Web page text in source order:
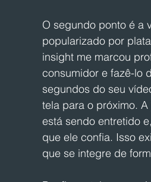
O segundo ponto é a
popularizado por
insight me marcou
consumidor e fazê-lo
segundos do seu
tela para o próximo.
está sendo entretido
que ele confia. Isso
que se integre de